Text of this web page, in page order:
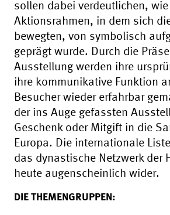
sollen dabei verdeutlichen,
Aktionsrahmen, in dem sich
bewegten, von symbolisch
geprägt wurde. Durch die
Ausstellung werden ihre
ihre kommunikative Funktion
Besucher wieder erfahrbar
der ins Auge gefassten
Geschenk oder Mitgift in die
Europa. Die internationale
das dynastische Netzwerk der
heute augenscheinlich wider.
DIE THEMENGRUPPEN: